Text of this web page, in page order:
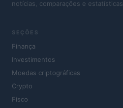
notícias, comparações e estatísticas.
SEÇÕES
Finança
Investimentos
Moedas criptográficas
Crypto
Fisco